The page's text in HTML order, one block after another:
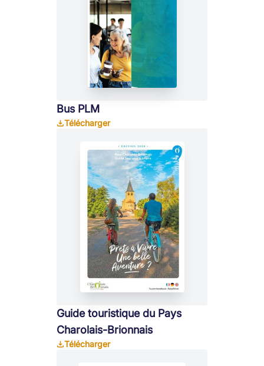
Bus PLM
Télécharger
Guide touristique du Pays
Charolais-Brionnais
Télécharger